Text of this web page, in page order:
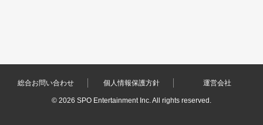
総合お問い合わせ 個人情報保護方針 運営会社
© 2026 SPO Entertainment Inc. All rights reserved.